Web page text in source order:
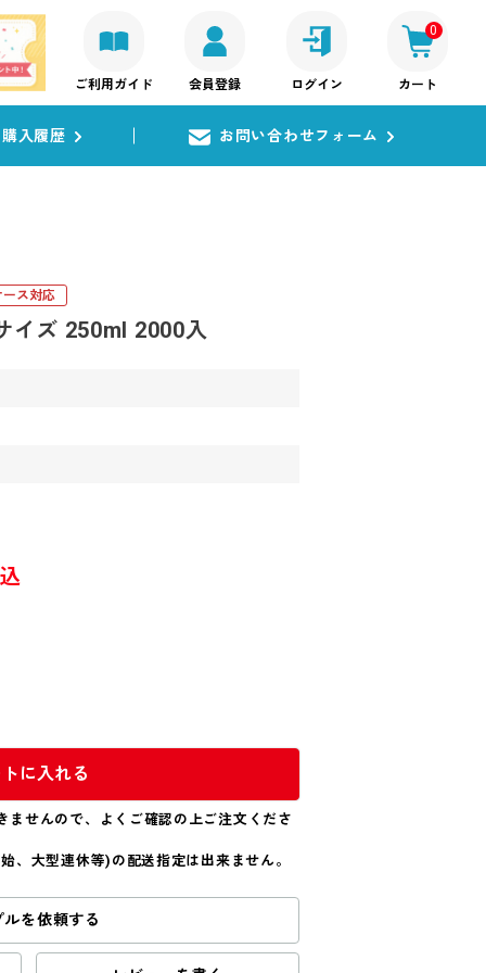
ご利用ガイド 会員登録 ログイン
0
カート
購入履歴 お問い合わせフォーム
ース対応
イズ 250ml 2000入
に入れる
せんので、よくご確認の上ご注文くださ
、大型連休等)の配送指定は出来ません。
ルを依頼する